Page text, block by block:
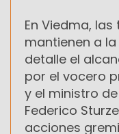
En Viedma,
mantienen a
detalle el
por el vocero
y el ministro
Federico
acciones